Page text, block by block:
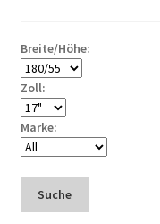
Breite/Höhe:
Zoll:
Marke:
Suche